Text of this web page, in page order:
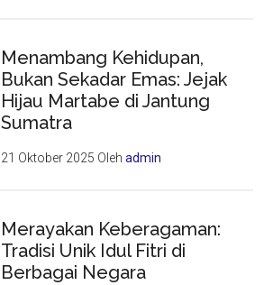
Menambang Kehidupan,
Bukan Sekadar Emas: Jejak
Hijau Martabe di Jantung
Sumatra
21 Oktober 2025 Olehadmin
Merayakan Keberagaman:
Tradisi Unik Idul Fitri di
Berbagai Negara